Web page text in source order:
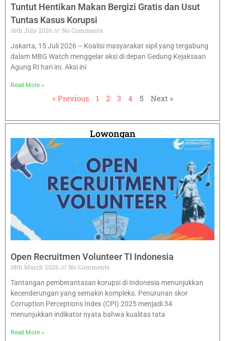
Tuntut Hentikan Makan Bergizi Gratis dan Usut
Tuntas Kasus Korupsi
16th July 2026
No Comments
Jakarta, 15 Juli 2026 – Koalisi masyarakat sipil yang tergabung
dalam MBG Watch menggelar aksi di depan Gedung Kejaksaan
Agung RI hari ini. Aksi ini
Read More »
« Previous 1 2 3 4 5 Next »
Lowongan
Open Recruitmen Volunteer TI Indonesia
18th March 2026
No Comments
Tantangan pemberantasan korupsi di Indonesia menunjukkan
kecenderungan yang semakin kompleks. Penurunan skor
Corruption Perceptions Index (CPI) 2025 menjadi 34
menunjukkan indikator nyata bahwa kualitas tata
Read More »